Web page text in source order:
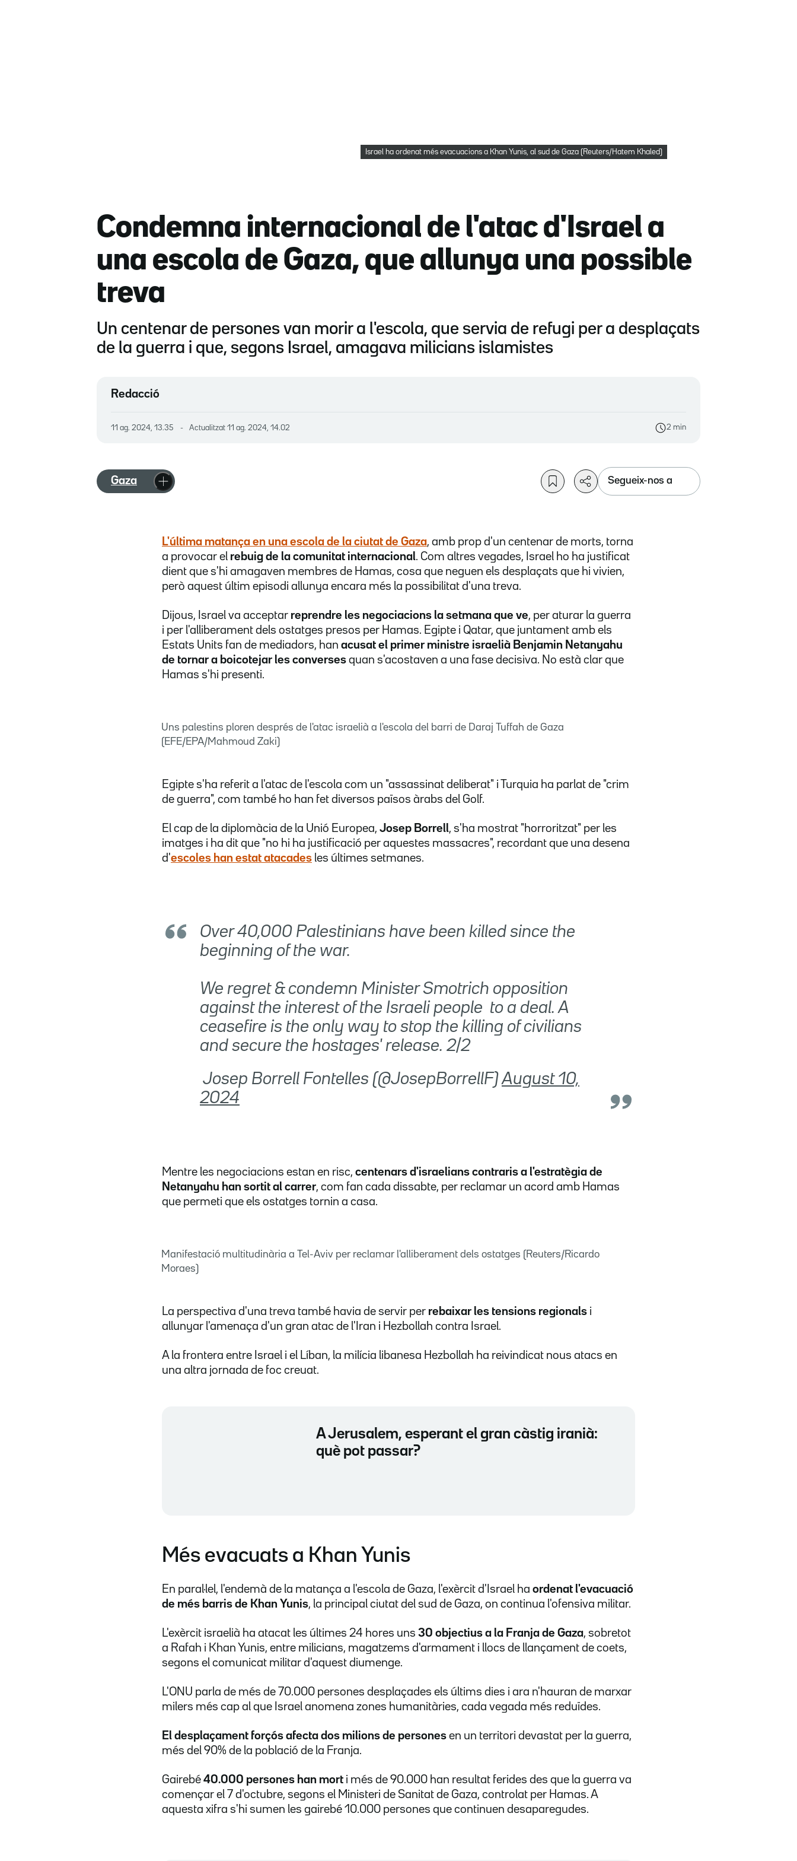
Israel ha ordenat més evacuacions a Khan Yunis, al sud de Gaza (Reuters/Hatem Khaled)
Condemna internacional de l'atac d'Israel a
una escola de Gaza, que allunya una possible
treva
Un centenar de persones van morir a l'escola, que servia de refugi per a desplaçats
de la guerra i que, segons Israel, amagava milicians islamistes
Redacció
11 ag. 2024, 13.35 Actualitzat 11 ag. 2024, 14.02 2 min
Gaza Segueix-nos a
L'última matança en una escola de la ciutat de Gaza, amb prop d'un centenar de morts, torna
a provocar el rebuig de la comunitat internacional. Com altres vegades, Israel ho ha justificat
dient que s'hi amagaven membres de Hamas, cosa que neguen els desplaçats que hi vivien,
però aquest últim episodi allunya encara més la possibilitat d'una treva.
Dijous, Israel va acceptar reprendre les negociacions la setmana que ve, per aturar la guerra
i per l'alliberament dels ostatges presos per Hamas. Egipte i Qatar, que juntament amb els
Estats Units fan de mediadors, han acusat el primer ministre israelià Benjamin Netanyahu
de tornar a boicotejar les converses quan s'acostaven a una fase decisiva. No està clar que
Hamas s'hi presenti.
Uns palestins ploren després de l'atac israelià a l'escola del barri de Daraj Tuffah de Gaza
(EFE/EPA/Mahmoud Zaki)
Egipte s'ha referit a l'atac de l'escola com un "assassinat deliberat" i Turquia ha parlat de "crim
de guerra", com també ho han fet diversos països àrabs del Golf.
El cap de la diplomàcia de la Unió Europea, Josep Borrell, s'ha mostrat "horroritzat" per les
imatges i ha dit que "no hi ha justificació per aquestes massacres", recordant que una desena
d'escoles han estat atacades les últimes setmanes.
Over 40,000 Palestinians have been killed since the
beginning of the war.
We regret & condemn Minister Smotrich opposition 
against the interest of the Israeli people  to a deal. A
ceasefire is the only way to stop the killing of civilians
and secure the hostages' release. 2/2
 Josep Borrell Fontelles (@JosepBorrellF)August 10,
2024
Mentre les negociacions estan en risc, centenars d'israelians contraris a l'estratègia de
Netanyahu han sortit al carrer, com fan cada dissabte, per reclamar un acord amb Hamas
que permeti que els ostatges tornin a casa.
Manifestació multitudinària a Tel-Aviv per reclamar l'alliberament dels ostatges (Reuters/Ricardo
Moraes)
La perspectiva d'una treva també havia de servir per rebaixar les tensions regionals i
allunyar l'amenaça d'un gran atac de l'Iran i Hezbollah contra Israel.
A la frontera entre Israel i el Líban, la milícia libanesa Hezbollah ha reivindicat nous atacs en
una altra jornada de foc creuat.
A Jerusalem, esperant el gran càstig iranià:
què pot passar?
Més evacuats a Khan Yunis
En paral·lel, l'endemà de la matança a l'escola de Gaza, l'exèrcit d'Israel ha ordenat l'evacuació
de més barris de Khan Yunis, la principal ciutat del sud de Gaza, on continua l'ofensiva militar.
L'exèrcit israelià ha atacat les últimes 24 hores uns 30 objectius a la Franja de Gaza, sobretot
a Rafah i Khan Yunis, entre milicians, magatzems d'armament i llocs de llançament de coets,
segons el comunicat militar d'aquest diumenge.
L'ONU parla de més de 70.000 persones desplaçades els últims dies i ara n'hauran de marxar
milers més cap al que Israel anomena zones humanitàries, cada vegada més reduïdes.
El desplaçament forçós afecta dos milions de persones en un territori devastat per la guerra,
més del 90% de la població de la Franja.
Gairebé 40.000 persones han mort i més de 90.000 han resultat ferides des que la guerra va
començar el 7 d'octubre, segons el Ministeri de Sanitat de Gaza, controlat per Hamas. A
aquesta xifra s'hi sumen les gairebé 10.000 persones que continuen desaparegudes.